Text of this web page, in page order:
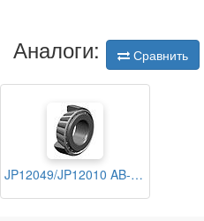
Аналоги: Сравнить
JP12049/JP12010 AB-BEARINGS